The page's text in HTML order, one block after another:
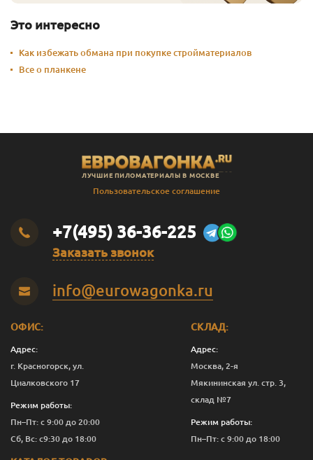
Это интересно
Как избежать обмана при покупке стройматериалов
Все о планкене
ЛУЧШИЕ ПИЛОМАТЕРИАЛЫ В МОСКВЕ
Пользовательское соглашение
+7(495) 36-36-225
Заказать звонок
info@eurowagonka.ru
ОФИС:
Адрес:
г. Красногорск, ул.
Циалковского 17
Режим работы:
Пн–Пт: с 9:00 до 20:00
Сб, Вс: с9:30 до 18:00
СКЛАД:
Адрес:
Москва, 2-я
Мякининская ул. стр. 3,
склад №7
Режим работы:
Пн–Пт: с 9:00 до 18:00